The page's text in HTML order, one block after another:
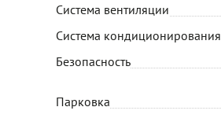
Система вентиляции
Система кондиционирования
Безопасность
Парковка